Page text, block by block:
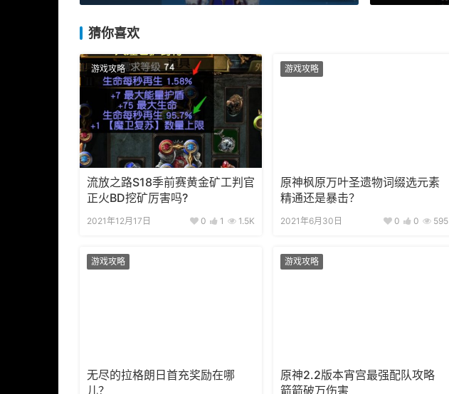
猜你喜欢
游戏攻略
流放之路S18季前赛黄金矿工判官
正火BD挖矿厉害吗?
2021年12月17日 0 1 1.5K
游戏攻略
原神枫原万叶圣遗物词缀选元素
精通还是暴击？
2021年6月30日 0 0 595
游戏攻略
无尽的拉格朗日首充奖励在哪
儿？
游戏攻略
原神2.2版本宵宫最强配队攻略
箭箭破万伤害